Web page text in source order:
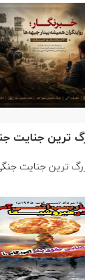
ترین
ترین جنایت